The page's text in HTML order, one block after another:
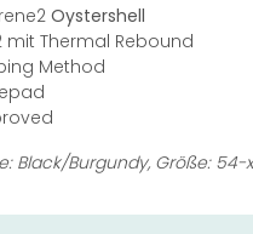
Oystershell
mit Thermal Rebound
Method
Black/Burgundy, Größe: 54-